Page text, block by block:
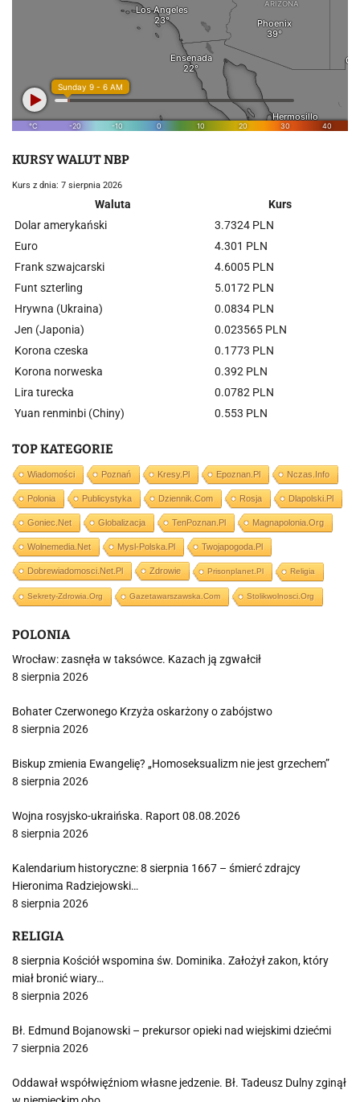
KURSY WALUT NBP
Kurs z dnia: 7 sierpnia 2026
Waluta
Kurs
Dolar amerykański
3.7324 PLN
Euro
4.301 PLN
Frank szwajcarski
4.6005 PLN
Funt szterling
5.0172 PLN
Hrywna (Ukraina)
0.0834 PLN
Jen (Japonia)
0.023565 PLN
Korona czeska
0.1773 PLN
Korona norweska
0.392 PLN
Lira turecka
0.0782 PLN
Yuan renminbi (Chiny)
0.553 PLN
TOP KATEGORIE
Wiadomości Poznań Kresy.pl Epoznan.pl Nczas.info
Polonia Publicystyka Dziennik.com Rosja Dlapolski.pl
Goniec.net Globalizacja TenPoznan.pl Magnapolonia.org
Wolnemedia.net Mysl-Polska.pl Twojapogoda.pl
Dobrewiadomosci.net.pl Zdrowie Prisonplanet.pl Religia
Sekrety-Zdrowia.org Gazetawarszawska.com Stolikwolnosci.org
POLONIA
Wrocław: zasnęła w taksówce. Kazach ją zgwałcił
8 sierpnia 2026
Bohater Czerwonego Krzyża oskarżony o zabójstwo
8 sierpnia 2026
Biskup zmienia Ewangelię? „Homoseksualizm nie jest grzechem”
8 sierpnia 2026
Wojna rosyjsko-ukraińska. Raport 08.08.2026
8 sierpnia 2026
Kalendarium historyczne: 8 sierpnia 1667 – śmierć zdrajcy
Hieronima Radziejowski…
8 sierpnia 2026
RELIGIA
8 sierpnia Kościół wspomina św. Dominika. Założył zakon, który
miał bronić wiary…
8 sierpnia 2026
Bł. Edmund Bojanowski – prekursor opieki nad wiejskimi dziećmi
7 sierpnia 2026
Oddawał współwięźniom własne jedzenie. Bł. Tadeusz Dulny zginął